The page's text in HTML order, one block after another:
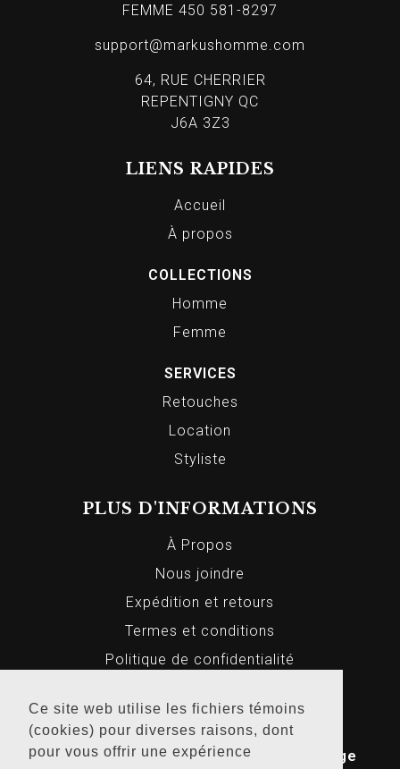
Ce site web utilise les fichiers témoins
(cookies) pour diverses raisons, dont
pour vous offrir une expérience
FEMME 450 581-8297
support@markushomme.com
64, RUE CHERRIER
REPENTIGNY QC
J6A 3Z3
LIENS RAPIDES
Accueil
À propos
COLLECTIONS
Homme
Femme
SERVICES
Retouches
Location
Styliste
PLUS D'INFORMATIONS
À Propos
Nous joindre
Expédition et retours
Termes et conditions
Politique de confidentialité
© 2026 Markus Homme et Femme, Tous
droits réservés. Conception Web par
Bridge